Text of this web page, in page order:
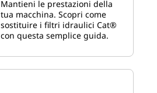
Mantieni le prestazioni della
tua macchina. Scopri come
sostituire i filtri idraulici Cat®
con questa semplice guida.